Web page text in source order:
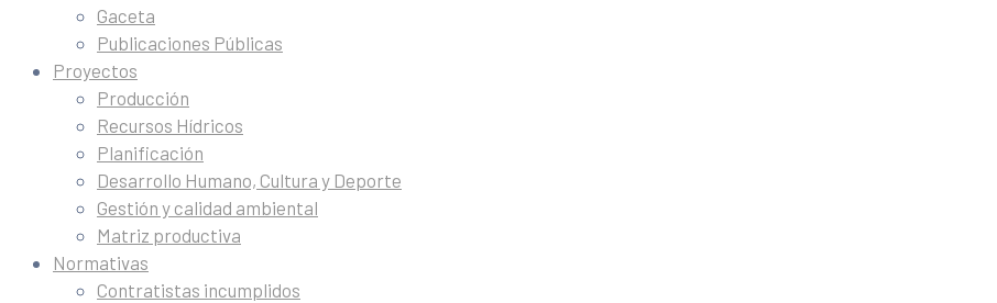
Gaceta
Publicaciones Públicas
Proyectos
Producción
Recursos Hídricos
Planificación
Desarrollo Humano, Cultura y Deporte
Gestión y calidad ambiental
Matriz productiva
Normativas
Contratistas incumplidos